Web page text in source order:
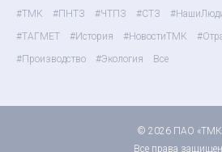
#ТМК #ПНТЗ #ЧТПЗ #СТЗ
#ТАГМЕТ
#История #НовостиТМК
#Производство
#Экология Все
© 2026 ПАО
Все права